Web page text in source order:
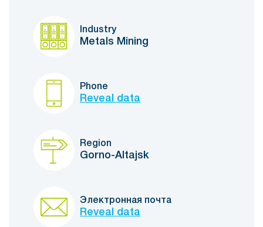
Industry
Metals Mining
Phone
Reveal data
Region
Gorno-Altajsk
Электронная почта
Reveal data